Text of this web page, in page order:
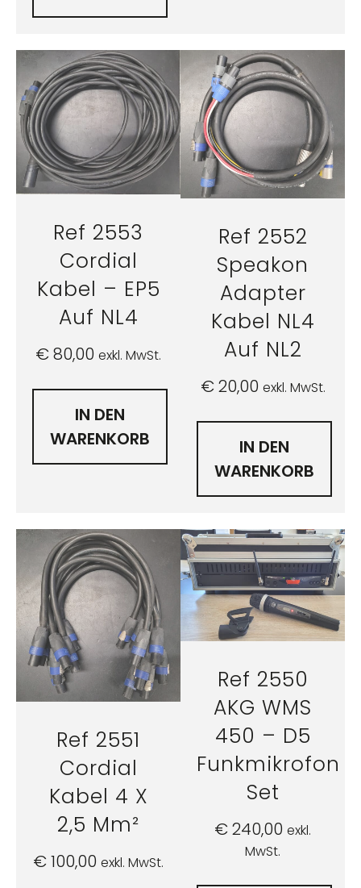
Ref 2553
Cordial
Kabel – EP5
Auf NL4
€80,00 exkl. MwSt.
IN DEN
WARENKORB
Ref 2552
Speakon
Adapter
Kabel NL4
Auf NL2
€20,00 exkl. MwSt.
IN DEN
WARENKORB
Ref 2551
Cordial
Kabel 4 X
2,5 Mm²
€100,00 exkl. MwSt.
Ref 2550
AKG WMS
450 – D5
Funkmikrofon
Set
€240,00 exkl.
MwSt.